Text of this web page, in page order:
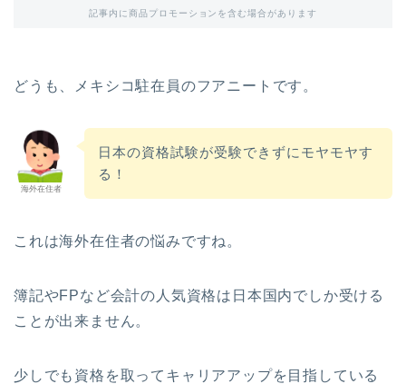
記事内に商品プロモーションを含む場合があります
どうも、メキシコ駐在員のフアニートです。
海外在住者
日本の資格試験が受験できずにモヤモヤす
る！
これは海外在住者の悩みですね。
簿記やFPなど会計の人気資格は日本国内でしか受ける
ことが出来ません。
少しでも資格を取ってキャリアアップを目指している